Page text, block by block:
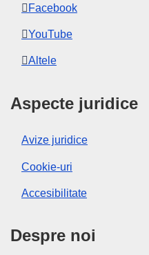
Facebook
YouTube
Altele
Aspecte juridice
Avize juridice
Cookie-uri
Accesibilitate
Despre noi